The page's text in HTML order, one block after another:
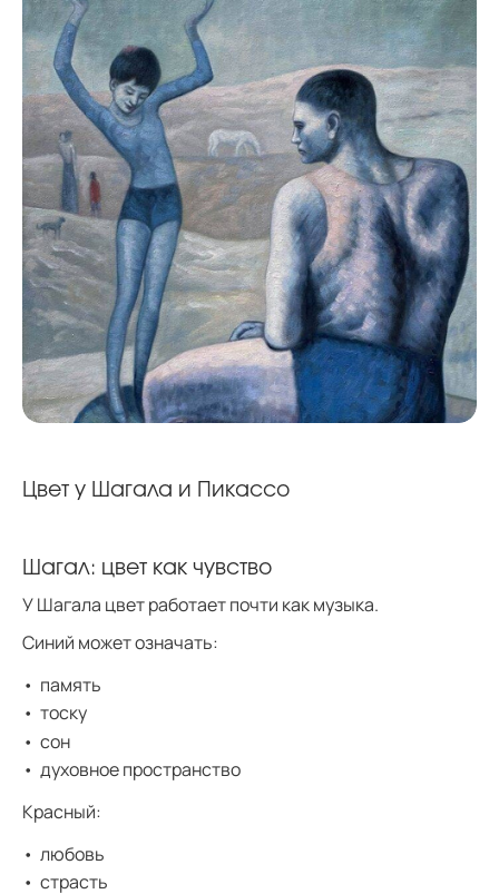
Цвет у Шагала и Пикассо
Шагал: цвет как чувство
У Шагала цвет работает почти как музыка.
Синий может означать:
память
тоску
сон
духовное пространство
Красный:
любовь
страсть